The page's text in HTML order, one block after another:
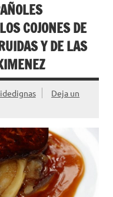
COJONES DE
Y DE LAS
Deja un